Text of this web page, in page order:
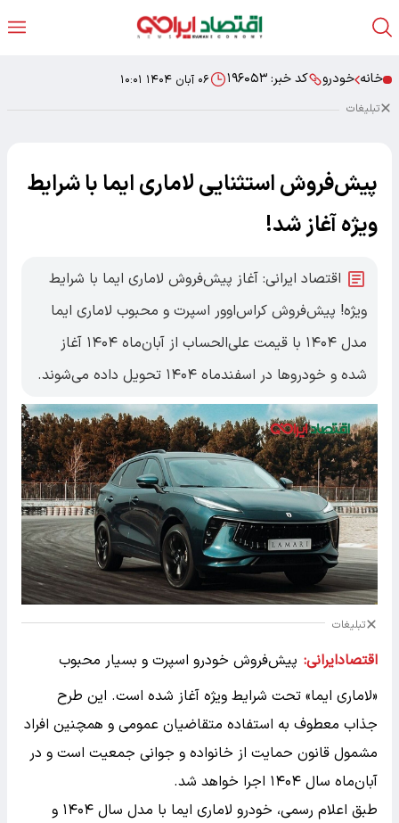
خانه خودرو کد خبر: ۱۹۶۰۵۳ ۰۶ آبان ۱۴۰۴ ۱۰:۰۱
تبلیغات
پیش‌فروش استثنایی لاماری ایما با شرایط
ویژه آغاز شد!
اقتصاد ایرانی: آغاز پیش‌فروش لاماری ایما با شرایط
ویژه! پیش‌فروش کراس‌اوور اسپرت و محبوب لاماری ایما
مدل ۱۴۰۴ با قیمت علی‌الحساب از آبان‌ماه ۱۴۰۴ آغاز
شده و خودروها در اسفندماه ۱۴۰۴ تحویل داده می‌شوند.
تبلیغات
اقتصادایرانی: پیش‌فروش خودرو اسپرت و بسیار محبوب
«لاماری ایما» تحت شرایط ویژه آغاز شده است. این طرح
جذاب معطوف به استفاده متقاضیان عمومی و همچنین افراد
مشمول قانون حمایت از خانواده و جوانی جمعیت است و در
آبان‌ماه سال ۱۴۰۴ اجرا خواهد شد.
طبق اعلام رسمی، خودرو لاماری ایما با مدل سال ۱۴۰۴ و